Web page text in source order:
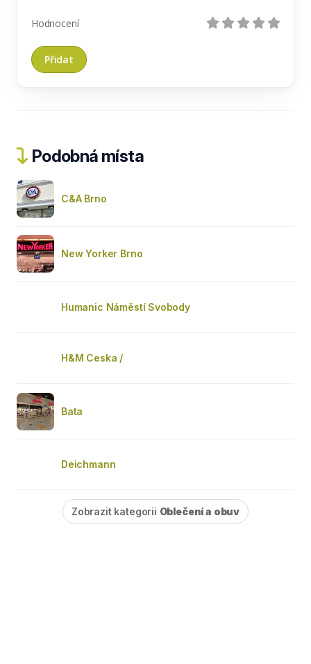
Hodnocení
Podobná místa
C&A Brno
New Yorker Brno
Humanic Náměstí Svobody
H&M Ceska /
Bata
Deichmann
Zobrazit kategorii Oblečení a obuv